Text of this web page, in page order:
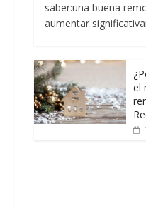
saber:una buena
aumentar
el